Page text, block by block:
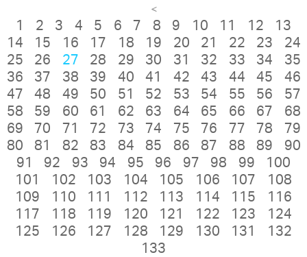
<
1 2 3 4 5 6 7 8 9 10 11 12
13
14
15 16 17 18 19 20 21 22 23
24
25
26 27 28 29 30 31 32 33 34
35
36
37 38 39 40 41 42 43 44 45
46
47
48 49 50 51 52 53 54 55 56
57
58
59 60 61 62 63 64 65 66 67
68
69
70 71 72 73 74 75 76 77 78
79
80
81 82 83 84 85 86 87 88 89
90
91
92 93 94 95 96 97 98 99
100
101
102 103 104 105 106 107
108
109
110 111 112 113 114 115
116
117
118 119 120 121 122 123
124
125
126 127 128 129 130 131
132
133